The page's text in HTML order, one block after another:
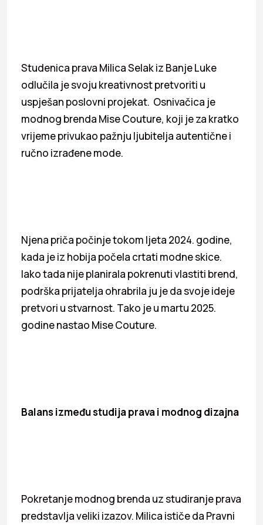
Studenica prava Milica Selak iz Banje Luke
odlučila je svoju kreativnost pretvoriti u
uspješan poslovni projekat. Osnivačica je
modnog brenda Mise Couture, koji je za kratko
vrijeme privukao pažnju ljubitelja autentične i
ručno izrađene mode.
Njena priča počinje tokom ljeta 2024. godine,
kada je iz hobija počela crtati modne skice.
Iako tada nije planirala pokrenuti vlastiti brend,
podrška prijatelja ohrabrila ju je da svoje ideje
pretvori u stvarnost. Tako je u martu 2025.
godine nastao Mise Couture.
Balans između studija prava i modnog dizajna
Pokretanje modnog brenda uz studiranje prava
predstavlja veliki izazov. Milica ističe da Pravni